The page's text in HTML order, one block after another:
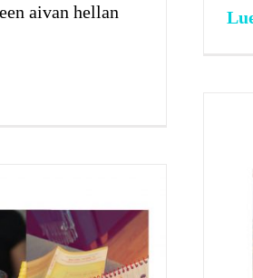
aivan hellan